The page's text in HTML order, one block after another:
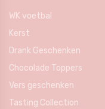
WK voetbal
Kerst
Drank Geschenken
Chocolade Toppers
Vers geschenken
Tasting Collection